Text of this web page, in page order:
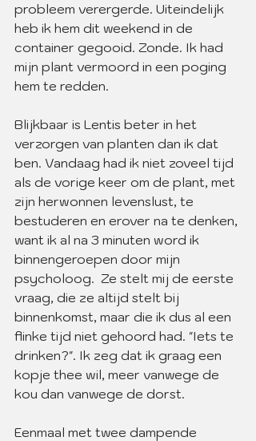
probleem verergerde. Uiteindelijk
heb ik hem dit weekend in de
container gegooid. Zonde. Ik had
mijn plant vermoord in een poging
hem te redden.
Blijkbaar is Lentis beter in het
verzorgen van planten dan ik dat
ben. Vandaag had ik niet zoveel tijd
als de vorige keer om de plant, met
zijn herwonnen levenslust, te
bestuderen en erover na te denken,
want ik al na 3 minuten word ik
binnengeroepen door mijn
psycholoog.  Ze stelt mij de eerste
vraag, die ze altijd stelt bij
binnenkomst, maar die ik dus al een
flinke tijd niet gehoord had. "Iets te
drinken?". Ik zeg dat ik graag een
kopje thee wil, meer vanwege de
kou dan vanwege de dorst.
Eenmaal met twee dampende